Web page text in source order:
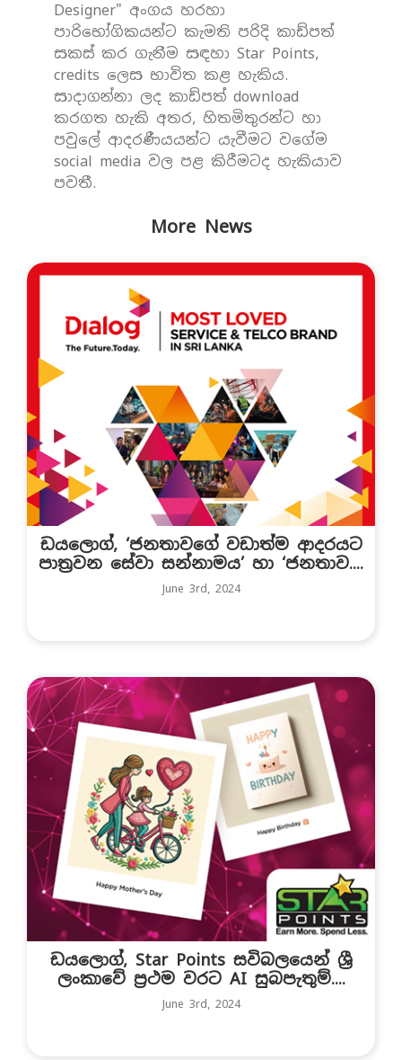
Designer" අංගය හරහා
පාරිභෝගිකයන්ට කැමති පරිදි කාඩ්පත්
සකස් කර ගැනීම සඳහා Star Points,
credits ලෙස භාවිත කළ හැකිය.
සාදාගන්නා ලද කාඩ්පත් download
කරගත හැකි අතර, හිතමිතුරන්ට හා
පවුලේ ආදරණීයයන්ට යැවීමට වගේම
social media වල පළ කිරීමටද හැකියාව
පවතී.
More News
ඩයලොග්, ‘ජනතාවගේ වඩාත්ම ආදරයට
පාත්‍රවන සේවා සන්නාමය’ හා ‘ජනතාව....
June 3rd, 2024
ඩයලොග්, Star Points සවිබලයෙන් ශ්‍රී
ලංකාවේ ප්‍රථම වරට AI සුබපැතුම්....
June 3rd, 2024